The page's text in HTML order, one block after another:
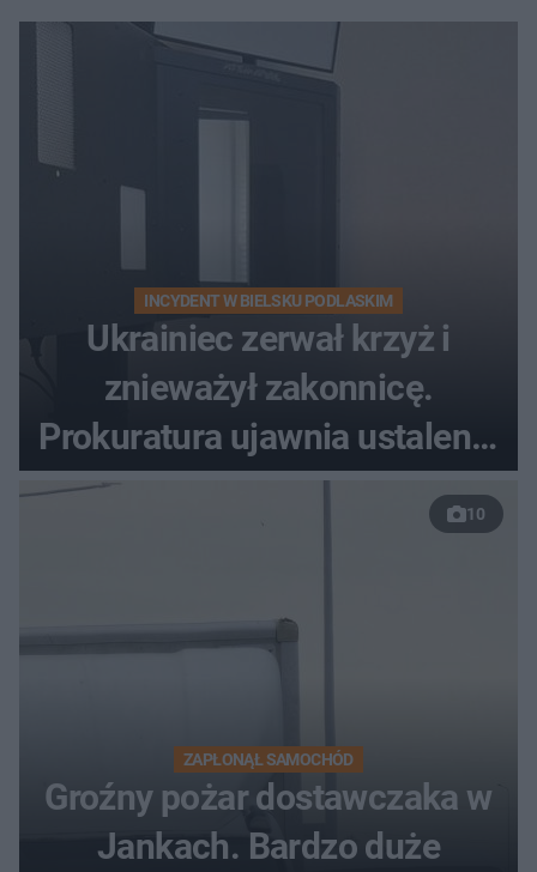
INCYDENT W BIELSKU PODLASKIM
Ukrainiec zerwał krzyż i
znieważył zakonnicę.
Prokuratura ujawnia ustalenia
w sprawie 26-latka
10
ZAPŁONĄŁ SAMOCHÓD
Groźny pożar dostawczaka w
Jankach. Bardzo duże